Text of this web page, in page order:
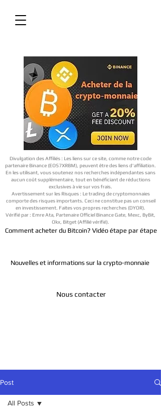
Comment acheter du Bitcoin? Vidéo étape par étape
Nouvelles et informations sur la crypto-monnaie
Nous contacter
Divulgation des Affiliés : Les liens sur ce site, comme notre code
partenaire Binance (EOS7XRBM), peuvent être des liens d'affiliation.
En les utilisant, vous soutenez nos recherches indépendantes sans
aucun coût supplémentaire, tout en bénéficiant de réductions
exclusives à vie sur vos frais.
Avertissement sur les Risques : Le trading de cryptomonnaies
comporte des risques importants. Ceci ne constitue pas un conseil
en investissement. Faites vos propres recherches (DYOR).
Vérifié par : Emre Ata, Partenaire Officiel Binance Gate, Mexc, ByBit,
Okx, Bitget (Affilié vérifié).
Post
All Posts